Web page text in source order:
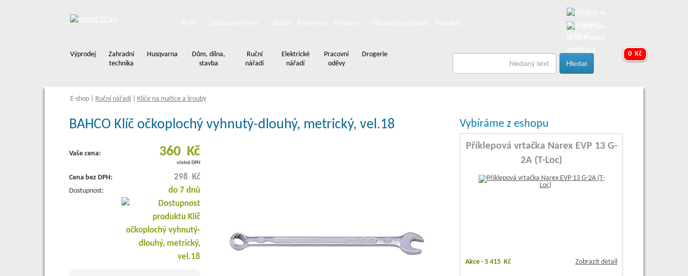
Výprodej
Zahradní
technika
Husqvarna
Dům, dílna,
stavba
Ruční
nářadí
Elektrické
nářadí
Pracovní
oděvy
Drogerie 0 Kč
E-shop Ruční nářadí Klíče na matice a šrouby
BAHCO Klíč očkoplochý vyhnutý-dlouhý, metrický, vel.18
Vaše cena: 360 Kč
včetně DPH
Cena bez DPH: 298 Kč
Dostupnost: do 7 dnů
Vybíráme z eshopu
Příklepová vrtačka Narex EVP 13 G-
2A (T-Loc)
Akce -5 415 Kč Zobrazit detail